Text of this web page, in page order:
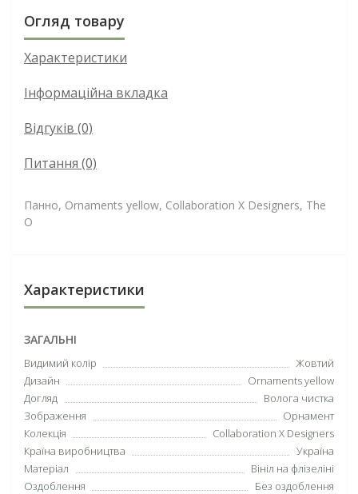
Огляд товару
Характеристики
Інформаційна вкладка
Відгуків (0)
Питання (0)
Панно, Ornaments yellow, Collaboration X Designers, The
O
Характеристики
ЗАГАЛЬНІ
Видимий колір
Жовтий
Дизайн
Ornaments yellow
Догляд
Волога чистка
Зображення
Орнамент
Колекція
Collaboration X Designers
Країна виробництва
Україна
Матеріал
Вініл на флізеліні
Оздоблення
Без оздоблення